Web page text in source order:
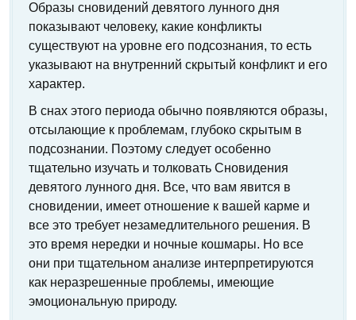
Образы сновидений девятого лунного дня
показывают человеку, какие конфликты
существуют на уровне его подсознания, то есть
указывают на внутренний скрытый конфликт и его
характер.
В снах этого периода обычно появляются образы,
отсылающие к проблемам, глубоко скрытым в
подсознании. Поэтому следует особенно
тщательно изучать и толковать Сновидения
девятого лунного дня. Все, что вам явится в
сновидении, имеет отношение к вашей карме и
все это требует незамедлительного решения. В
это время нередки и ночные кошмары. Но все
они при тщательном анализе интерпретируются
как неразрешенные проблемы, имеющие
эмоциональную природу.